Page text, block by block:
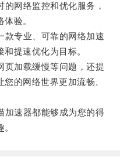
网络监控和优化服务，
验。
专业、可靠的网络加速
提速优化为目标。
加载缓慢等问题，还提
的网络世界更加流畅、
速器都能够成为您的得